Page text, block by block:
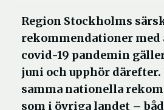
Region Stockholms
rekommendationer med
covid-19 pandemin
juni och upphör
samma nationella
som i övriga landet –